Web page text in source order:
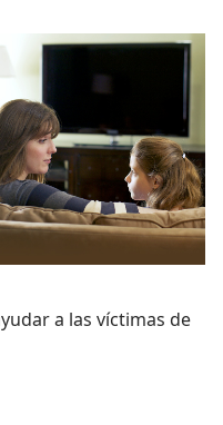
a las víctimas de